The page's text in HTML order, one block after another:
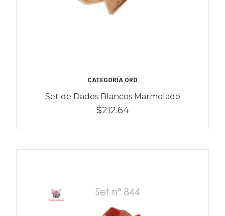
CATEGORÍA ORO
Set de Dados Blancos Marmolado
$212.64